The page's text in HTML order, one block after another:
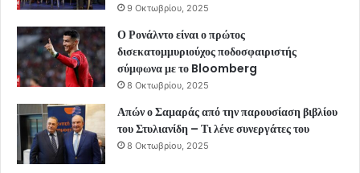
9 Οκτωβρίου, 2025
Ο Ρονάλντο είναι ο πρώτος
δισεκατομμυριούχος ποδοσφαιριστής
σύμφωνα με το Bloomberg
8 Οκτωβρίου, 2025
Απών ο Σαμαράς από την παρουσίαση βιβλίου
του Στυλιανίδη – Τι λένε συνεργάτες του
8 Οκτωβρίου, 2025